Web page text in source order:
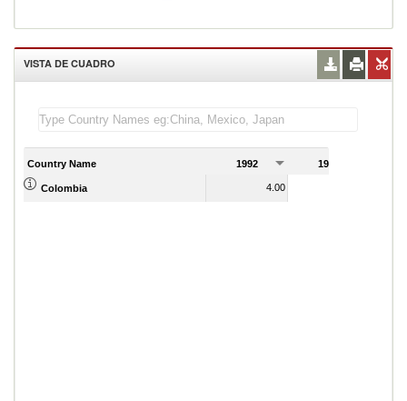
VISTA DE CUADRO
Country Name 1992 1993
Colombia 4.00